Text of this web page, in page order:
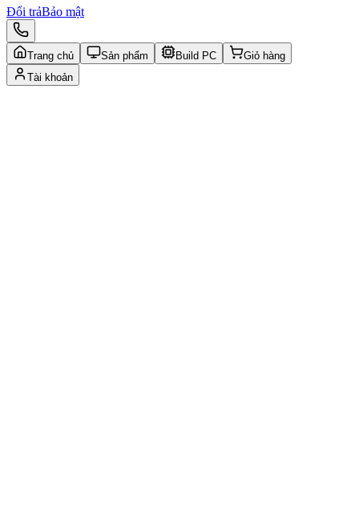
Đổi trảBảo mật
Trang chủ Sản phẩm Build PC
Giỏ hàng
Tài khoản